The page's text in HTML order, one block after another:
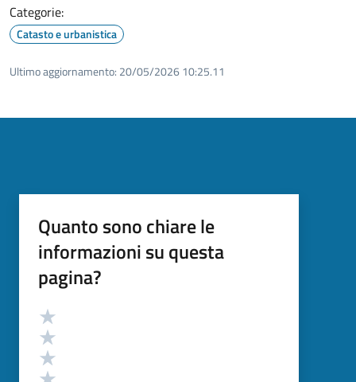
Categorie:
Catasto e urbanistica
Ultimo aggiornamento: 20/05/2026 10:25.11
Quanto sono chiare le
informazioni su questa
pagina?
Valutazione